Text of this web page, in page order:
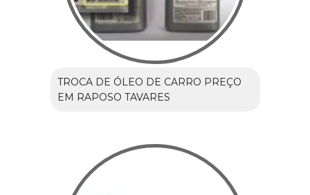
TROCA DE ÓLEO DE CARRO PREÇO
EM RAPOSO TAVARES